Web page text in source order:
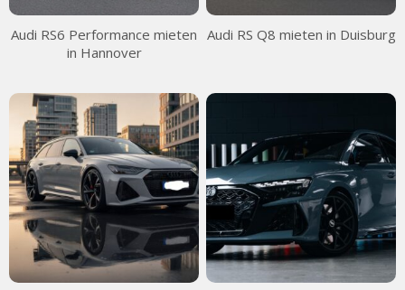
Audi RS6 Performance mieten
in Hannover
Audi RS Q8 mieten in Duisburg